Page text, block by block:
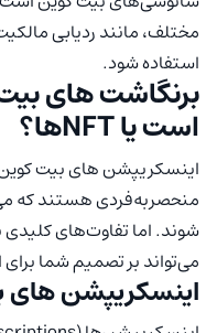
استفاده شود.
برنگاشت های
است یا NFTها؟
منحصربه‌فردی هستند که
شوند. اما تفاوت‌های کلیدی
می‌تواند بر تصمیم شما برای
اینسکریپشن‌ های